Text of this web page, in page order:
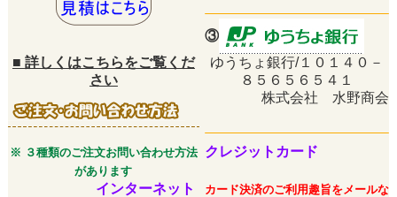
③
■ 詳しくはこちらをご覧くだ
さい
ゆうちょ銀行/１０１４０－
８５６５６５４１
株式会社 水野商会
※ ３種類のご注文お問い合わせ方法
があります
クレジットカード
インターネット
カード決済のご利用趣旨をメールな